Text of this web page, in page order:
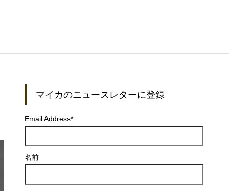
マイカのニュースレターに登録
Email Address*
名前